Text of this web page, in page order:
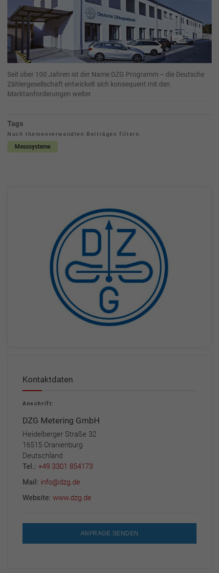
Seit über 100 Jahren ist der Name DZG Programm – die Deutsche
Zählergesellschaft entwickelt sich konsequent mit den
Marktanforderungen weiter
Tags
Nach themenverwandten Beiträgen filtern
Messsysteme
Kontaktdaten
Anschrift:
DZG Metering GmbH
Heidelberger Straße 32
16515 Oranienburg
Deutschland
Tel.: +49 3301 854173
Mail: info@dzg.de
Website: www.dzg.de
ANFRAGE SENDEN